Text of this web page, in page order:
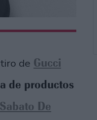
de Gucci
de productos
Sabato De